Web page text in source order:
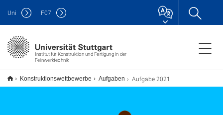
Institut für Konstruktion und Fertigung in der
Feinwerktechnik
Uni F07
Konstruktionswettbewerbe Aufgaben Aufgabe 2021